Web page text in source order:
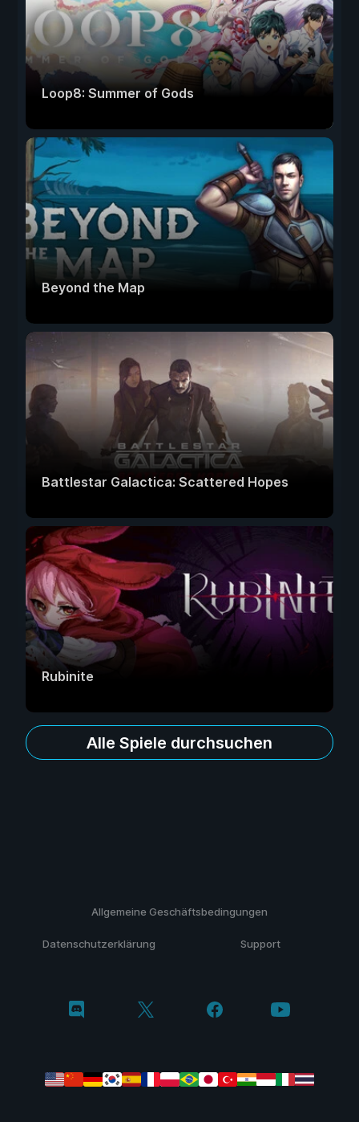
Loop8: Summer of Gods
Beyond the Map
Battlestar Galactica: Scattered Hopes
Rubinite
Alle Spiele durchsuchen
Allgemeine Geschäftsbedingungen
Datenschutzerklärung Support